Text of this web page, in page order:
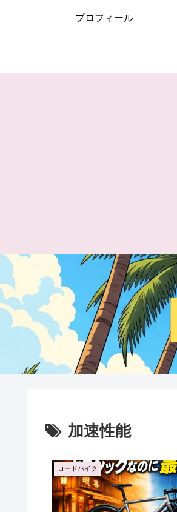
プロフィール
加速性能
ロードバイク